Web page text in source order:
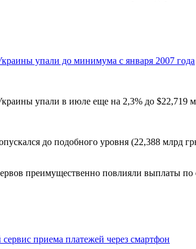
упали до минимума с января 2007 года
упали в июле еще на 2,3% до $22,719
до подобного уровня (22,388 млрд
преимущественно повлияли выплаты по
приема платежей через смартфон